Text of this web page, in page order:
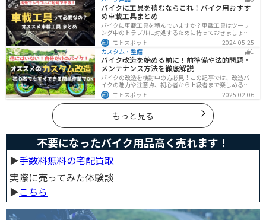
ュックを安全に使う方法がわかります。
バイクに工具を積むならこれ！バイク用おすす
め車載工具まとめ
バイクに車載工具を積んでいますか？車載工具はツーリ
ング中のトラブルに対処するために持っておきましょ
う。車載工具でどんなことができるのか、どんな車載工
具を持っておけばいいのかなど、バイク用車載工具につ
いて紹介します！
モトスポット
2024-05-25
カスタム・整備
1
バイク改造を始める前に！前準備や法的問題・
メンテナンス方法を徹底解説
バイクの改造を検討中の方必見！この記事では、改造バ
イクの魅力や注意点、初心者から上級者まで楽しめる改
造方法を紹介しています。実は、改造で補償内容や保険
料が変わる場合があるため、保険会社への確認は必須で
す。この記事を読めば、安全に配慮しつつ、カスタムバ
イクを楽しむコツがわかります。
モトスポット 2025-02-06
もっと見る
不要になったバイク用品高く売れます！
▶︎手数料無料の宅配買取
実際に売ってみた体験談
▶︎こちら